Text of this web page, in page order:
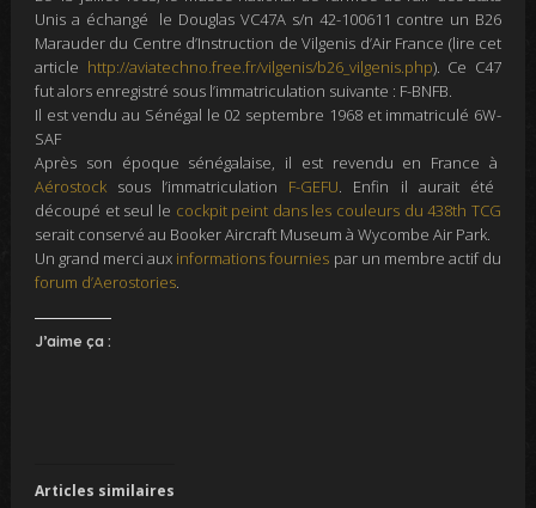
Unis a échangé le Douglas VC47A s/n 42-100611 contre un B26
Marauder du Centre d’Instruction de Vilgenis d’Air France (lire cet
article http://aviatechno.free.fr/vilgenis/b26_vilgenis.php). Ce C47
futalors enregistré sous l’immatriculation suivante : F-BNFB.
Il est vendu au Sénégal le 02 septembre 1968 et immatriculé 6W-
SAF
Après son époque sénégalaise, il est revendu en France à
Aérostock sous l’immatriculation F-GEFU. Enfin il aurait été
découpé et seul le cockpit peint dans les couleurs du 438th TCG
serait conservé au Booker Aircraft Museum à Wycombe Air Park.
Un grand merci aux informations fournies par un membre actif du
forum d’Aerostories.
J’aime ça :
Articles similaires